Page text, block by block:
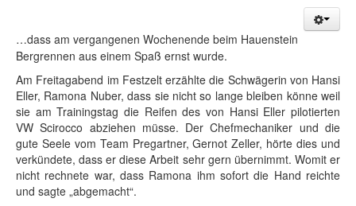
…dass am vergangenen Wochenende beim Hauenstein
Bergrennen aus einem Spaß ernst wurde.
Am Freitagabend im Festzelt erzählte die Schwägerin von Hansi
Eller, Ramona Nuber, dass sie nicht so lange bleiben könne weil
sie am Trainingstag die Reifen des von Hansi Eller pilotierten
VW Scirocco abziehen müsse. Der Chefmechaniker und die
gute Seele vom Team Pregartner, Gernot Zeller, hörte dies und
verkündete, dass er diese Arbeit sehr gern übernimmt. Womit er
nicht rechnete war, dass Ramona ihm sofort die Hand reichte
und sagte „abgemacht“.